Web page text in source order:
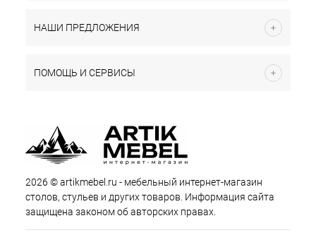
НАШИ ПРЕДЛОЖЕНИЯ
ПОМОЩЬ И СЕРВИСЫ
2026 © artikmebel.ru - мебельный интернет-магазин
столов, стульев и других товаров. Информация сайта
защищена законом об авторских правах.